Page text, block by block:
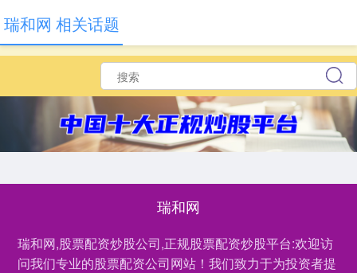
瑞和网
瑞和网,股票配资炒股公司,正规股票配资炒股平台:欢迎访
问我们专业的股票配资公司网站！我们致力于为投资者提
瑞和网 相关话题